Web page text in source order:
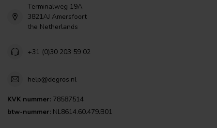
Terminalweg 19A
3821AJ Amersfoort
the Netherlands
+31 (0)30 203 59 02
help@degros.nl
KVK nummer: 78587514
btw-nummer: NL8614.60.479.B01